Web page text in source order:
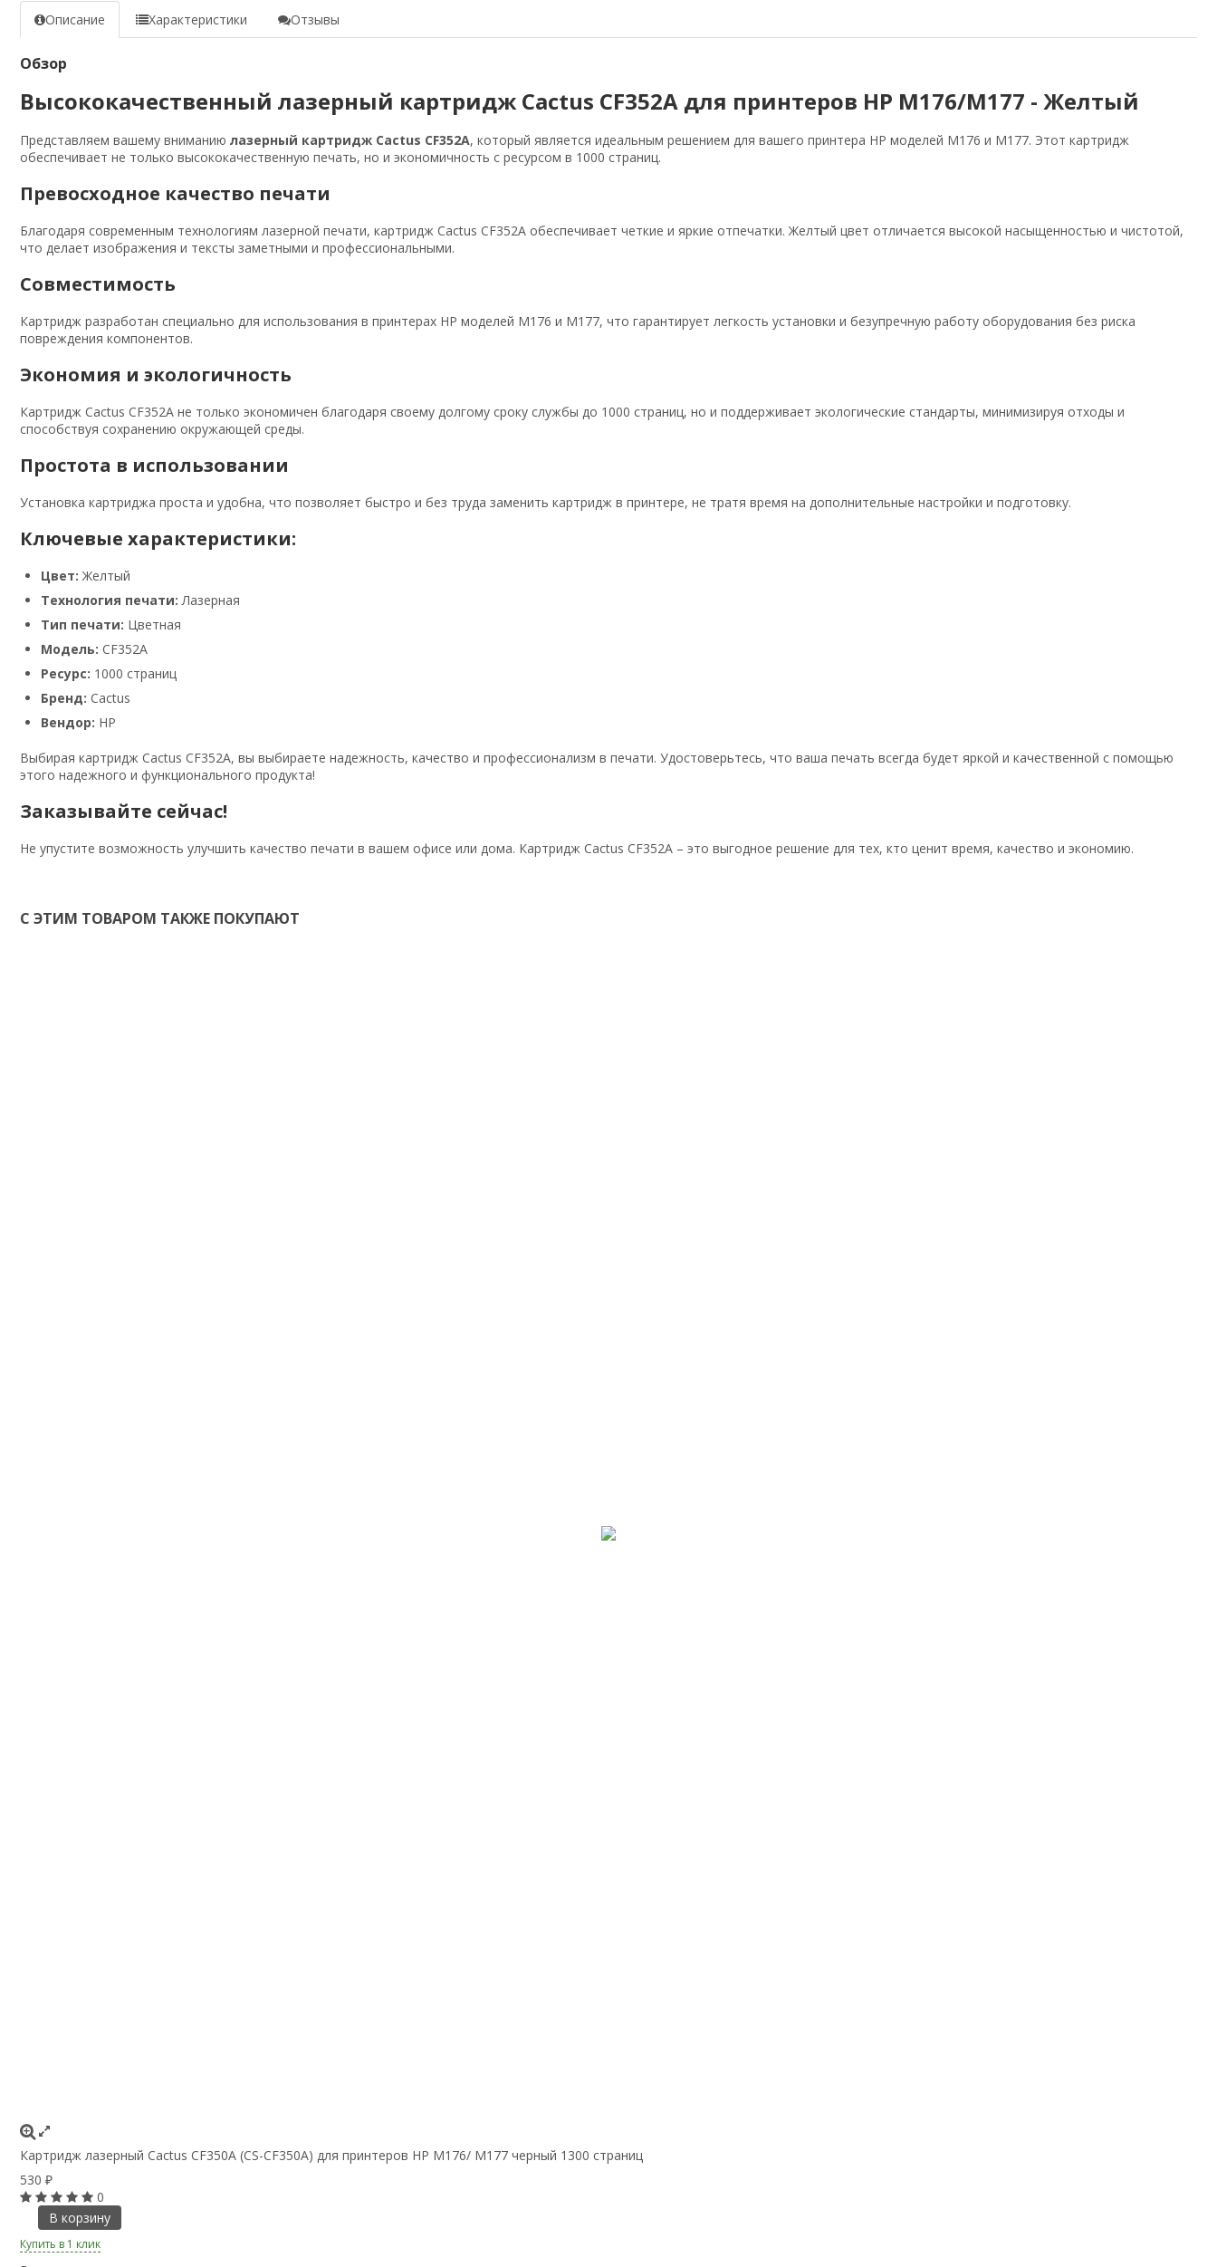
Описание Характеристики Отзывы
Обзор
Высококачественный лазерный картридж Cactus CF352A для принтеров HP M176/M177 - Желтый
Представляем вашему вниманию лазерный картридж Cactus CF352A, который является идеальным решением для вашего принтера HP моделей M176 и M177. Этот картридж
обеспечивает не только высококачественную печать, но и экономичность с ресурсом в 1000 страниц.
Превосходное качество печати
Благодаря современным технологиям лазерной печати, картридж Cactus CF352A обеспечивает четкие и яркие отпечатки. Желтый цвет отличается высокой насыщенностью и чистотой,
что делает изображения и тексты заметными и профессиональными.
Совместимость
Картридж разработан специально для использования в принтерах HP моделей M176 и M177, что гарантирует легкость установки и безупречную работу оборудования без риска
повреждения компонентов.
Экономия и экологичность
Картридж Cactus CF352A не только экономичен благодаря своему долгому сроку службы до 1000 страниц, но и поддерживает экологические стандарты, минимизируя отходы и
способствуя сохранению окружающей среды.
Простота в использовании
Установка картриджа проста и удобна, что позволяет быстро и без труда заменить картридж в принтере, не тратя время на дополнительные настройки и подготовку.
Ключевые характеристики:
Цвет: Желтый
Технология печати: Лазерная
Тип печати: Цветная
Модель: CF352A
Ресурс: 1000 страниц
Бренд: Cactus
Вендор: HP
Выбирая картридж Cactus CF352A, вы выбираете надежность, качество и профессионализм в печати. Удостоверьтесь, что ваша печать всегда будет яркой и качественной с помощью
этого надежного и функционального продукта!
Заказывайте сейчас!
Не упустите возможность улучшить качество печати в вашем офисе или дома. Картридж Cactus CF352A – это выгодное решение для тех, кто ценит время, качество и экономию.
С ЭТИМ ТОВАРОМ ТАКЖЕ ПОКУПАЮТ
Картридж лазерный Cactus CF350A (CS-CF350A) для принтеров HP M176/ M177 черный 1300 страниц
530 ₽
0
В корзину
Купить в 1 клик